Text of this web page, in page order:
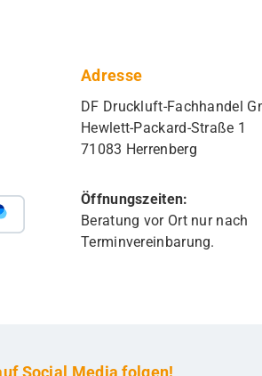
Adresse
DF Druckluft-Fachhandel
Hewlett-Packard-Straße 1
71083 Herrenberg
Öffnungszeiten:
Beratung vor Ort nur nach
Terminvereinbarung.
Social Media folgen!